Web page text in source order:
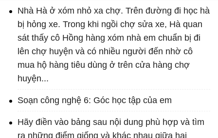
Nhà Hà ở xóm nhỏ xa chợ. Trên đường đi học hà
bị hỏng xe. Trong khi ngồi chợ sửa xe, Hà quan
sát thấy cô Hồng hàng xóm nhà em chuẩn bị đi
lên chợ huyện và có nhiều người đến nhờ cô
mua hộ hàng tiêu dùng ở trên cửa hàng chợ
huyện...
Soạn công nghệ 6: Góc học tập của em
Hãy điền vào bảng sau nội dung phù hợp và tìm
ra những điểm giống và khác nhau giữa hai